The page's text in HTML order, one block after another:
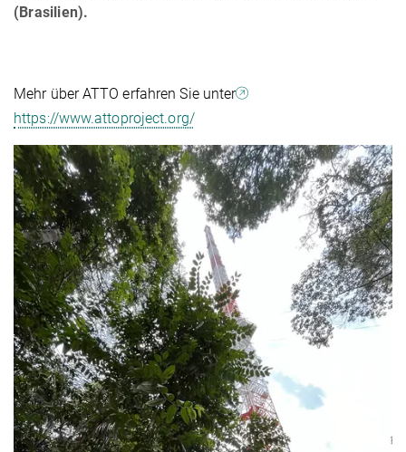
(Brasilien).
Mehr über ATTO erfahren Sie unter
https://www.attoproject.org/